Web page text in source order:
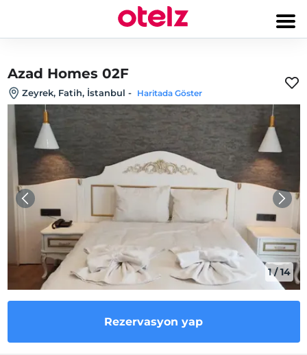
Azad Homes 02F
Zeyrek, Fatih, İstanbul - Haritada Göster
1/14
Rezervasyon yap